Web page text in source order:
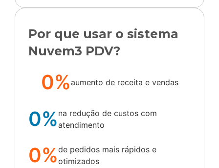
Por que usar o sistema
Nuvem3 PDV?
0%aumento de receita e vendas
0% na redução de custos com
atendimento
0%de pedidos mais rápidos e
otimizados